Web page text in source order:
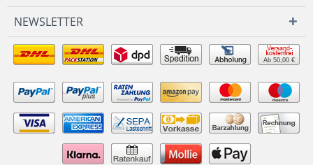
NEWSLETTER
Ab 50,00 €